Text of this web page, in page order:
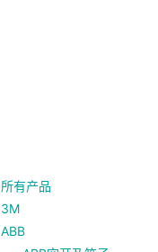
所有产品
3M
ABB